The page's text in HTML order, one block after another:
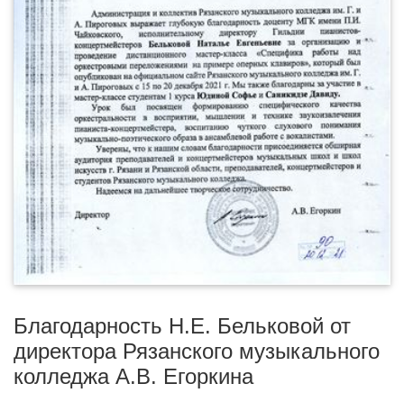
Благодарность Н.Е. Бельковой от
директора Рязанского музыкального
колледжа А.В. Егоркина